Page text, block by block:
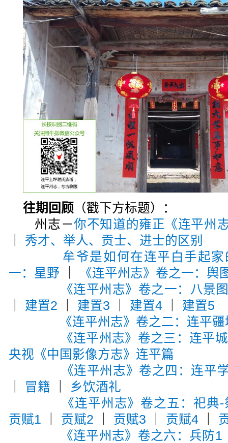
往期回顾 （戳下方标题）：
州志－你不知道的雍正《连平州
秀才、举人、贡士、进士的区别
牟爷是如何在连平白手起家
一：星野
《连平州志》卷之一：舆
《连平州志》卷之一：八景
建置2 建置3 建置4
建置5
《连平州志》卷之二：连平
《连平州志》卷之三：连平
央视《中国影像方志》连平篇
《连平州志》卷之四：连平
冒籍
乡饮酒礼
《连平州志》卷之五：祀典
贡赋1
贡赋2 贡赋3 贡赋4
《连平州志》卷之六：兵防1